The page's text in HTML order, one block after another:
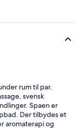
rum til par.
svensk
Spaen er
Der tilbydes et
aromaterapi og